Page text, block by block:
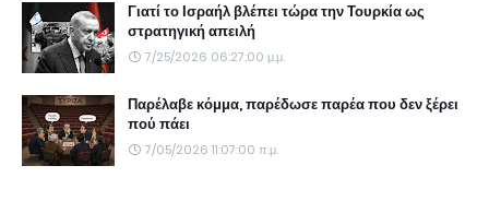
Γιατί το Ισραήλ βλέπει τώρα την Τουρκία ως
στρατηγική απειλή
7/25/2026 06:27:00 μ.μ.
Παρέλαβε κόμμα, παρέδωσε παρέα που δεν ξέρει
πού πάει
7/05/2026 11:07:00 π.μ.